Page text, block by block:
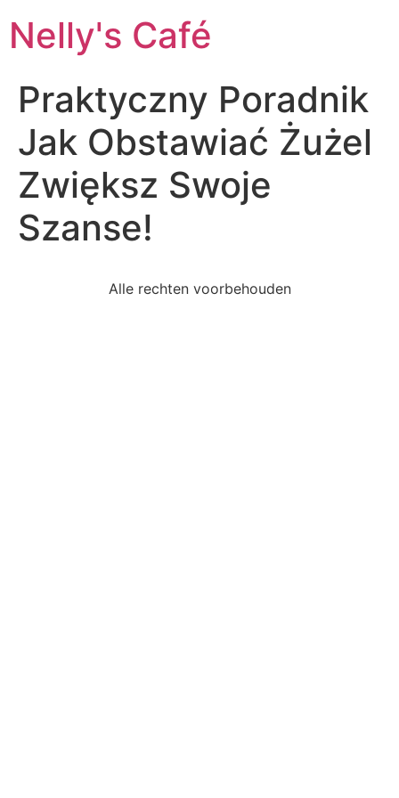
Nelly's Café
Praktyczny Poradnik
Jak Obstawiać Żużel
Zwiększ Swoje
Szanse!
Alle rechten voorbehouden